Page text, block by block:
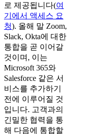
로 제공됩니다(여
기에서 액세스 요
청). 올해 말 Zoom,
Slack, Okta에 대한
통합을 곧 이어갈
것이며, 이는
Microsoft 365와
Salesforce 같은 서
비스를 추가하기
전에 이루어질 것
입니다. 고객과의
긴밀한 협력을 통
해 다음에 통합할